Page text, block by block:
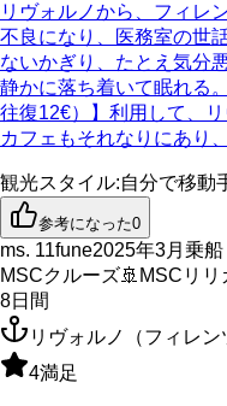
リヴォルノから、フィレ
不良になり、医務室の世
ないかぎり、たとえ気分
静かに落ち着いて眠れる
往復12€）】利用して、
カフェもそれなりにあり
観光スタイル:自分で移動
参考になった0
ms. 11fune2025年3月乗
MSCクルーズ🚢 MSCリリ
8日間
リヴォルノ（フィレン
4満足